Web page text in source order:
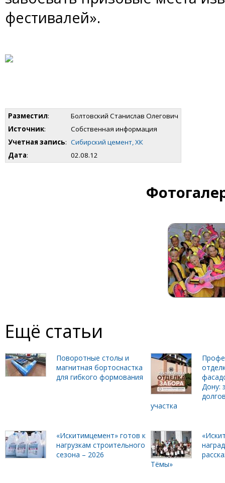
фестивалей».
Разместил:
Болтовский Станислав Олегович
Источник:
Собственная информация
Учетная запись: Сибирский цемент, ХК
Дата: 02.08.12
Ещё статьи
Поворотные столы и
магнитная бортоснастка
для гибкого формования
Дону:
участка
«Искитимцемент» готов к
нагрузкам строительного
сезона – 2026
Тёмы»